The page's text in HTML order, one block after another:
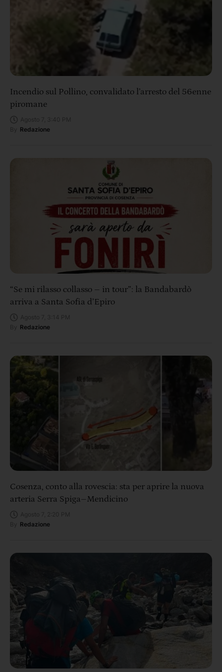
Incendio sul Pollino, convalidato l’arresto del 56enne
piromane
Redazione
“Se mi rilasso collasso – in tour”: la Bandabardò
arriva a Santa Sofia d’Epiro
Redazione
Cosenza, conto alla rovescia: sta per aprire la nuova
arteria Serra Spiga–Mendicino
Redazione